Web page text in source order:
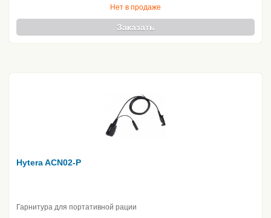
Нет в продаже
Заказать
Hytera ACN02-P
Гарнитура для портативной рации